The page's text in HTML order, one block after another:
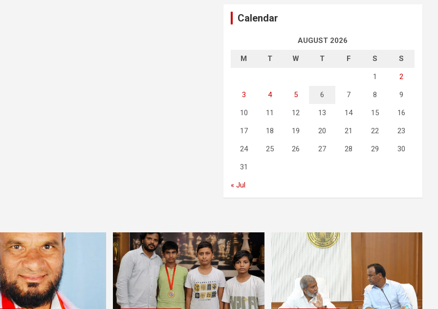
Calendar
AUGUST 2026
M T W T F S S
1 2
3 4 5 6 7 8 9
10 11 12 13 14 15 16
17 18 19 20 21 22 23
24 25 26 27 28 29 30
31
« Jul